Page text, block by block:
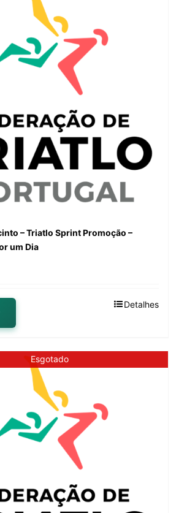
– Triatlo Sprint Promoção –
um Dia
Detalhes
Esgotado